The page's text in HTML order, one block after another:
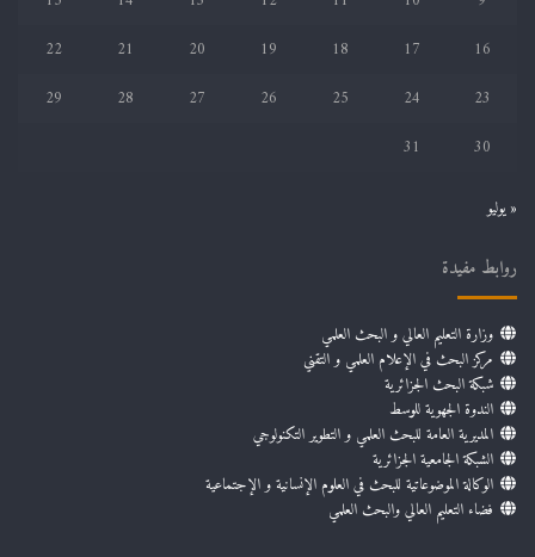
16
17
18
19
20
21
22
23
24
25
26
27
28
29
30
31
« يوليو
روابط مفيدة
وزارة التعليم العالي و البحث العلمي
مركز البحث في الإعلام العلمي و التقني
شبكة البحث الجزائرية
الندوة الجهوية للوسط
المديرية العامة للبحث العلمي و التطوير التكنولوجي
الشبكة الجامعية الجزائرية
الوكالة الموضوعاتية للبحث في العلوم الإنسانية و الإجتماعية
فضاء التعليم العالي والبحث العلمي